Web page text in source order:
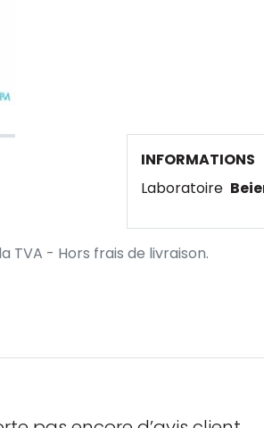
INFORMATIONS
Laboratoire
TVA - Hors frais de livraison.